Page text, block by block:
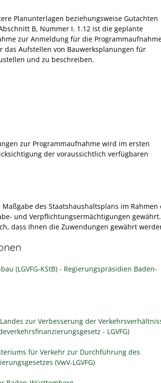
Planunterlagen beziehungsweise Gutachten
B, Nummer I. 1.12 ist die geplante
zur Anmeldung für die
Aufstellen von Bauwerksplanungen für
und zu beschreiben.
zur Programmaufnahme wird im ersten
der voraussichtlich verfügbaren
des Staatshaushaltsplans im Rahmen
und Verpflichtungsermächtigungen gewährt.
dass Ihnen die Zuwendungen gewährt
(LGVFG-KStB) - Regierungspräsidien Baden-
zur Verbesserung der
- LGVFG)
für Verkehr zur Durchführung des
(VwV-LGVFG)